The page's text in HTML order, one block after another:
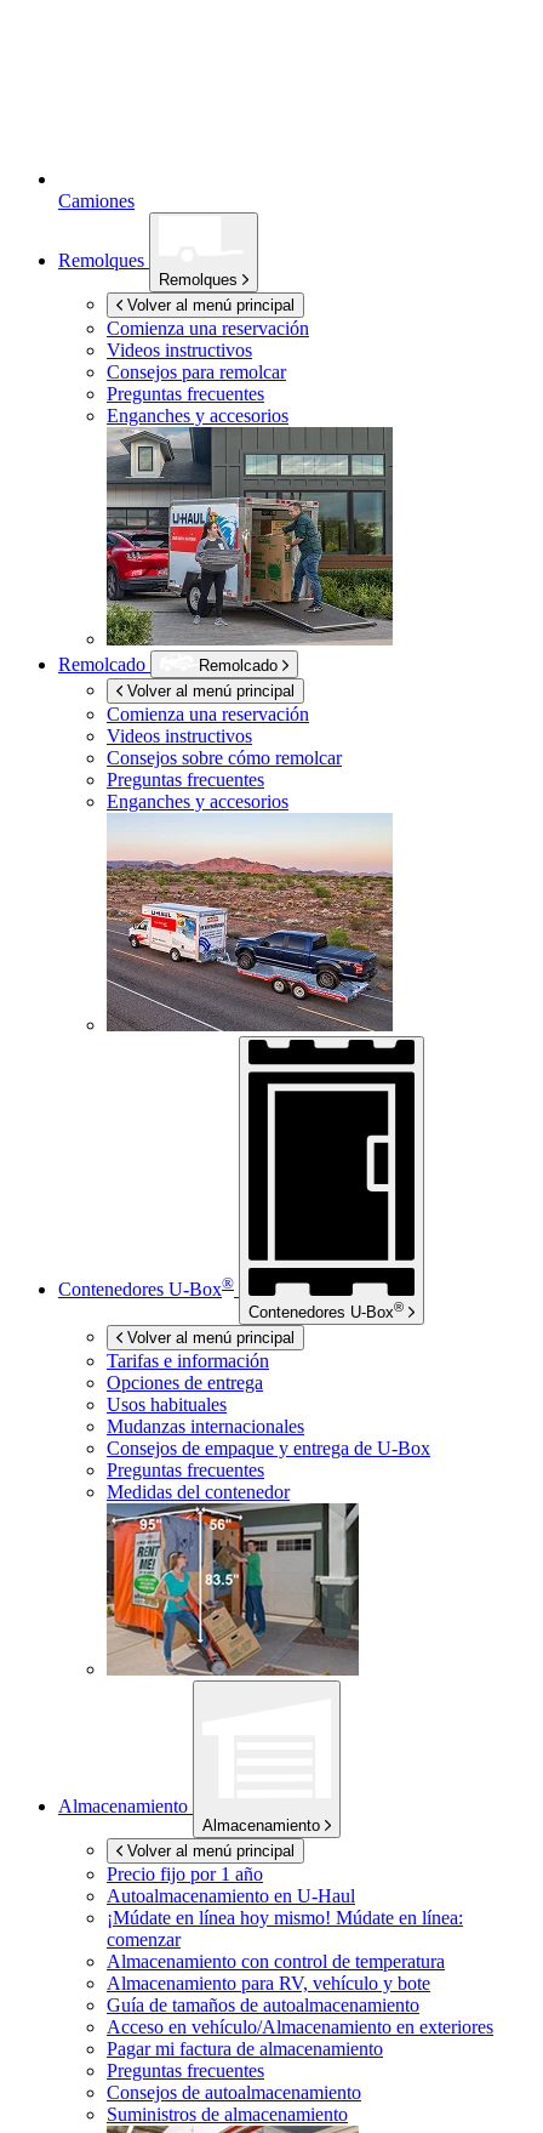
Camiones
Remolques
Remolques
Volver al menú principal
Comienza una reservación
Videos instructivos
Consejos para remolcar
Preguntas frecuentes
Enganches y accesorios
Remolcado
Remolcado
Volver al menú principal
Comienza una reservación
Videos instructivos
Consejos sobre cómo remolcar
Preguntas frecuentes
Enganches y accesorios
Contenedores U-Box®
Contenedores U-Box®
Volver al menú principal
Tarifas e información
Opciones de entrega
Usos habituales
Mudanzas internacionales
Consejos de empaque y entrega de U-Box
Preguntas frecuentes
Medidas del contenedor
Almacenamiento
Almacenamiento
Volver al menú principal
Precio fijo por 1 año
Autoalmacenamiento en U-Haul
¡Múdate en línea hoy mismo! Múdate en línea:
comenzar
Almacenamiento con control de temperatura
Almacenamiento para RV, vehículo y bote
Guía de tamaños de autoalmacenamiento
Acceso en vehículo/Almacenamiento en exteriores
Pagar mi factura de almacenamiento
Preguntas frecuentes
Consejos de autoalmacenamiento
Suministros de almacenamiento